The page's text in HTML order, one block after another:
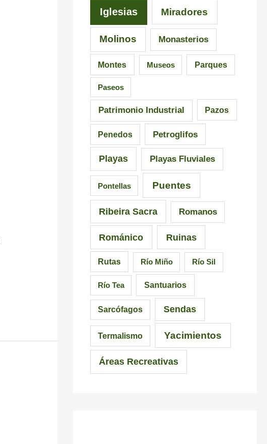
Iglesias Miradores
Molinos Monasterios
Montes Museos Parques
Paseos
Patrimonio Industrial Pazos
Penedos Petroglifos
Playas Playas Fluviales
Pontellas Puentes
Ribeira Sacra Romanos
Románico Ruinas
Rutas Río Miño Río Sil
Río Tea Santuarios
Sarcófagos Sendas
Termalismo Yacimientos
Áreas Recreativas